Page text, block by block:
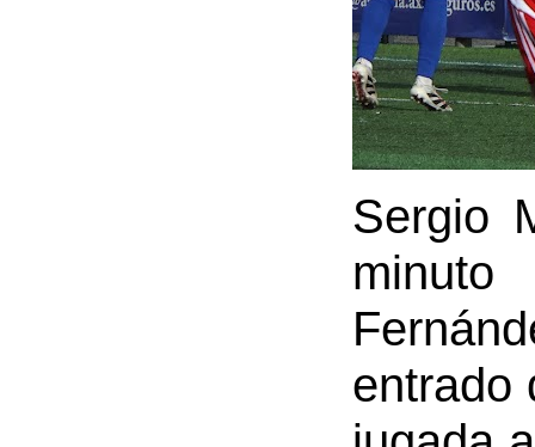
Sergio
entrado